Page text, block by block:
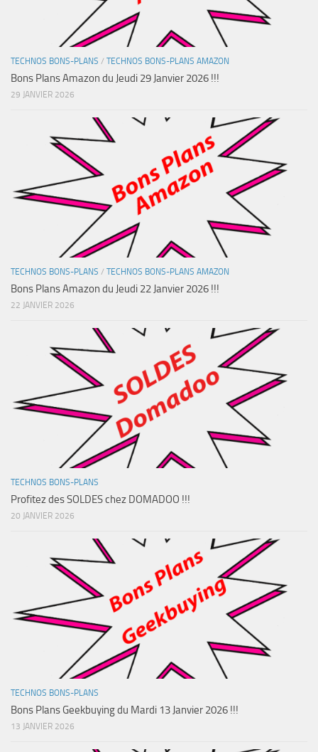
TECHNOS BONS-PLANS / TECHNOS BONS-PLANS AMAZON
Bons Plans Amazon du Jeudi 29 Janvier 2026 !!!
29 JANVIER 2026
TECHNOS BONS-PLANS / TECHNOS BONS-PLANS AMAZON
Bons Plans Amazon du Jeudi 22 Janvier 2026 !!!
22 JANVIER 2026
TECHNOS BONS-PLANS
Profitez des SOLDES chez DOMADOO !!!
20 JANVIER 2026
TECHNOS BONS-PLANS
Bons Plans Geekbuying du Mardi 13 Janvier 2026 !!!
13 JANVIER 2026